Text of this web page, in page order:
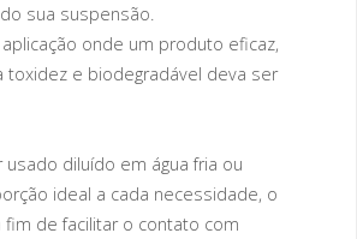
sua suspensão.
onde um produto eficaz,
toxidez e biodegradável deva ser
usado diluído em água fria ou
ideal a cada necessidade, o
de facilitar o contato com